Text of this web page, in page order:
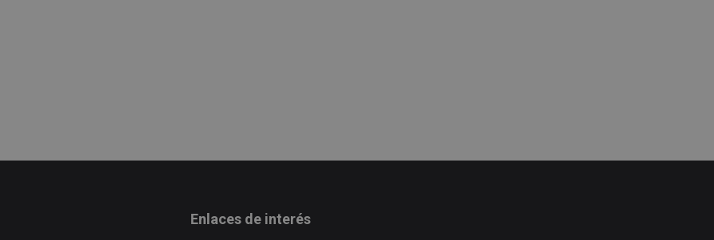
Enlaces de interés